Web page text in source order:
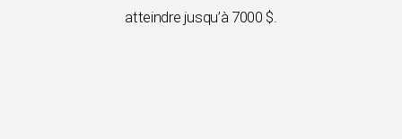
atteindre jusqu’à 7000 $.